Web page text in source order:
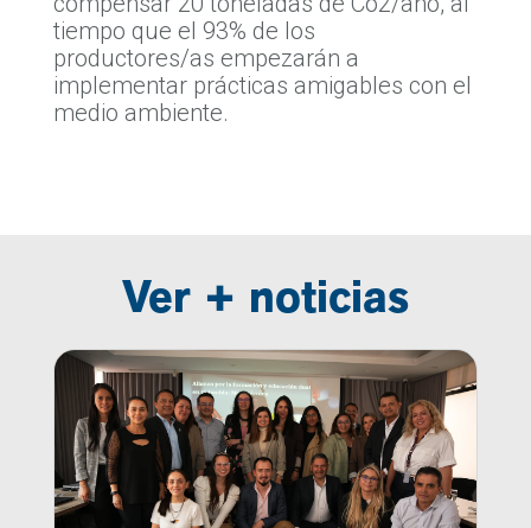
tiempo que el 93% de los
productores/as empezarán a
implementar prácticas amigables con el
medio ambiente.
Ver + noticias